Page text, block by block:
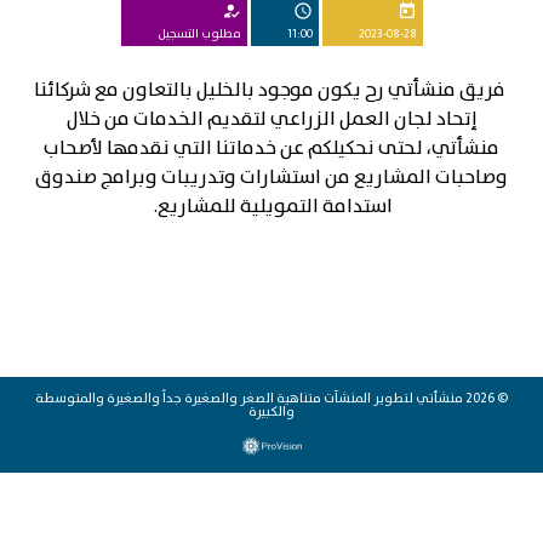
today
2023-08-28
schedule
11:00
how_to_reg
مطلوب التسجيل
فريق منشأتي رح يكون موجود بالخليل بالتعاون مع شركائنا
إتحاد لجان العمل الزراعي لتقديم الخدمات من خلال
منشأتي، لحتى نحكيلكم عن خدماتنا التي نقدمها لأصحاب
وصاحبات المشاريع من استشارات وتدريبات وبرامج صندوق
استدامة التمويلية للمشاريع.
© 2026 منشأتي لتطوير المنشآت متناهية الصغر والصغيرة جداً والصغيرة والمتوسطة
والكبيرة